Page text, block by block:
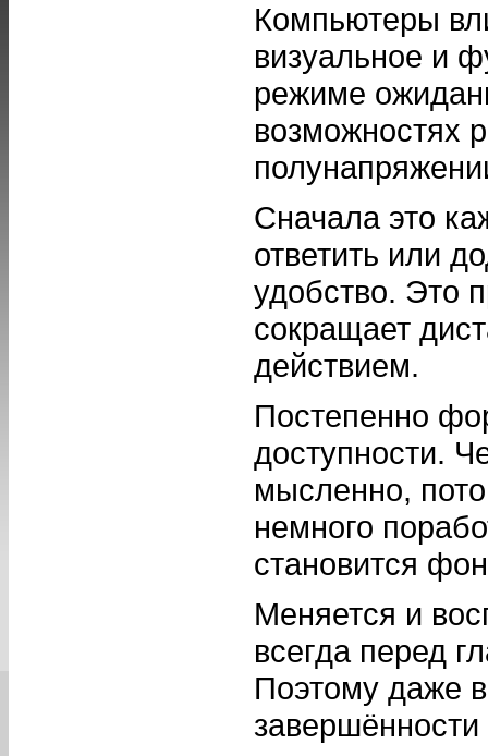
Компьютеры
визуальное и
режиме
возможностях
Сначала это
ответить или
удобство. Это
сокращает
действием.
Постепенно
доступности.
мысленно,
немного
становится
Меняется и
всегда перед
Поэтому даже